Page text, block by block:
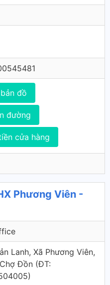
đồ
đường
cửa hàng
Phương Viên -
Lanh, Xã Phương Viên,
Đồn (ÐT: